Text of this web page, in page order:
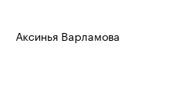
Аксинья Варламова